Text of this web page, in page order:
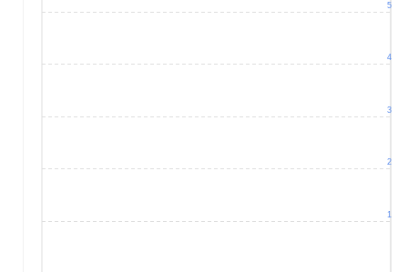
1
2
3
4
5